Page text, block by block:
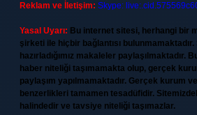
Reklam ve İletişim: Skype:
Yasal Uyarı: Bu internet sitesi, herhangi bir
şirketi ile hiçbir bağlantısı
hazırladığımız makaleler paylaşılmaktadır.
haber niteliği taşımamakta olup, gerçek
paylaşım yapılmamaktadır. Gerçek kurum
benzerlikleri tamamen tesadüfidir.
halindedir ve tavsiye niteliği taşımazlar.